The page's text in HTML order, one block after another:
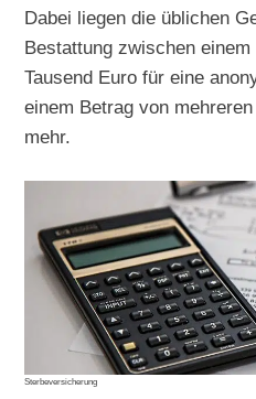
Dabei liegen die üblichen
Bestattung zwischen
Tausend Euro für eine
einem Betrag von
mehr.
Sterbeversicherung